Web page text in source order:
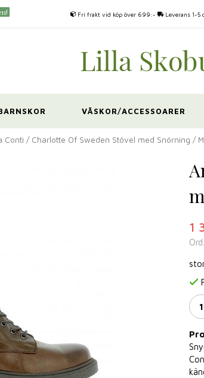
Fri frakt vid köp över 699:- Leverans 1-5
VÄSKOR/ACCESSOARER
Conti / Charlotte Of Sweden Stövel med Snörning /
1
Ord.